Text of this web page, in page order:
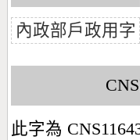
內政部戶政用字
此字為